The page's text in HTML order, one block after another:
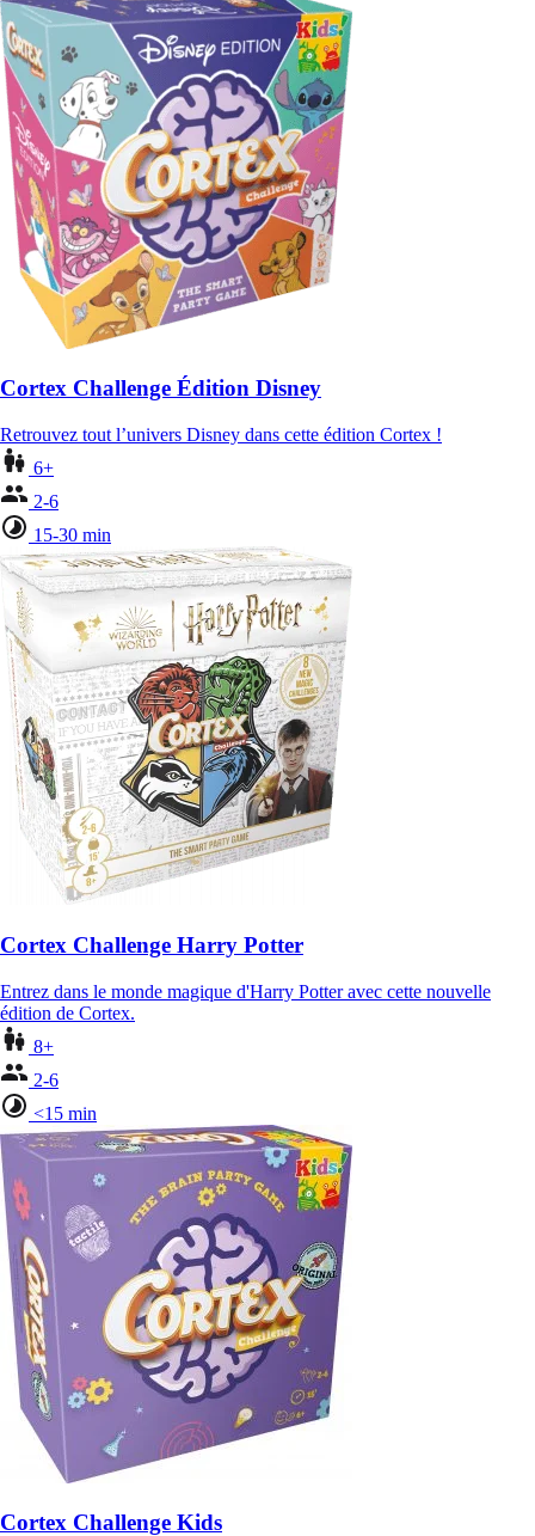
Cortex Challenge Édition Disney
Retrouvez tout l’univers Disney dans cette édition Cortex !
6+
2-6
15-30 min
Cortex Challenge Harry Potter
Entrez dans le monde magique d'Harry Potter avec cette nouvelle
édition de Cortex.
8+
2-6
<15 min
Cortex Challenge Kids